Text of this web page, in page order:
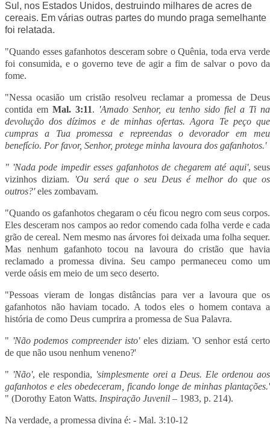
Sul, nos Estados Unidos, destruindo milhares de acres de
cereais. Em várias outras partes do mundo praga semelhante
foi relatada.
"Quando esses gafanhotos desceram sobre o Quênia, toda erva verde
foi consumida, e o governo teve de agir a fim de salvar o povo da
fome.
"Nessa ocasião um cristão resolveu reclamar a promessa de Deus
contida emMal. 3:11. 'Amado Senhor, eu tenho sido fiel a Ti na
devolução dos dízimos e de minhas ofertas. Agora Te peço que
cumpras a Tua promessa e repreendas o devorador em meu
benefício. Por favor, Senhor, protege minha lavoura dos gafanhotos.'
" 'Nada pode impedir esses gafanhotos de chegarem até aqui', seus
vizinhos diziam.
'Ou será que o seu Deus é melhor do que os
outros?'eles zombavam.
"Quando os gafanhotos chegaram o céu ficou negro com seus corpos.
Eles desceram nos campos ao redor comendo cada folha verde e cada
grão de cereal. Nem mesmo nas árvores foi deixada uma folha sequer.
Mas nenhum gafanhoto tocou na lavoura do cristão que havia
reclamado a promessa divina. Seu campo permaneceu como um
verde oásis em meio de um seco deserto.
"Pessoas vieram de longas distâncias para ver a lavoura que os
gafanhotos não haviam tocado. A todos eles o homem contava a
história de como Deus cumprira a promessa de Sua Palavra.
" 'Não podemos compreender isto'eles diziam. 'O senhor está certo
de que não usou nenhum veneno?'
" 'Não', ele respondia, 'simplesmente orei a Deus. Ele ordenou aos
gafanhotos e eles obedeceram, ficando longe de minhas plantações.'
" (Dorothy Eaton Watts. Inspiração Juvenil – 1983, p. 214).
Na verdade, a promessa divina é: - Mal. 3:10-12